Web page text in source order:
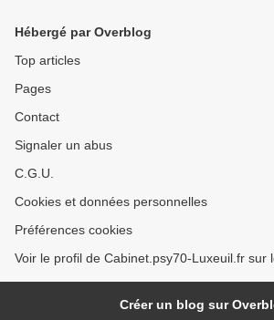
Hébergé par Overblog
Top articles
Pages
Contact
Signaler un abus
C.G.U.
Cookies et données personnelles
Préférences cookies
Voir le profil de Cabinet.psy70-Luxeuil.fr sur
Créer un blog sur